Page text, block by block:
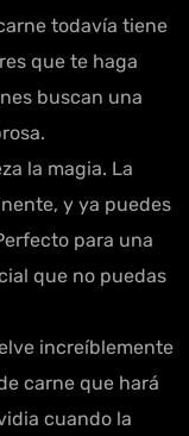
todavía tiene
que te haga
buscan una
la magia. La
y ya puedes
para una
que no puedas
increíblemente
carne que hará
cuando la